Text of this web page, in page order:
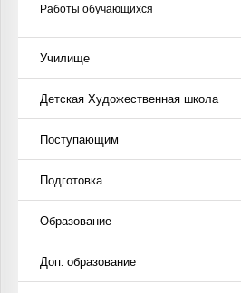
Работы обучающихся
Училище
Детская Художественная школа
Поступающим
Подготовка
Образование
Доп. образование